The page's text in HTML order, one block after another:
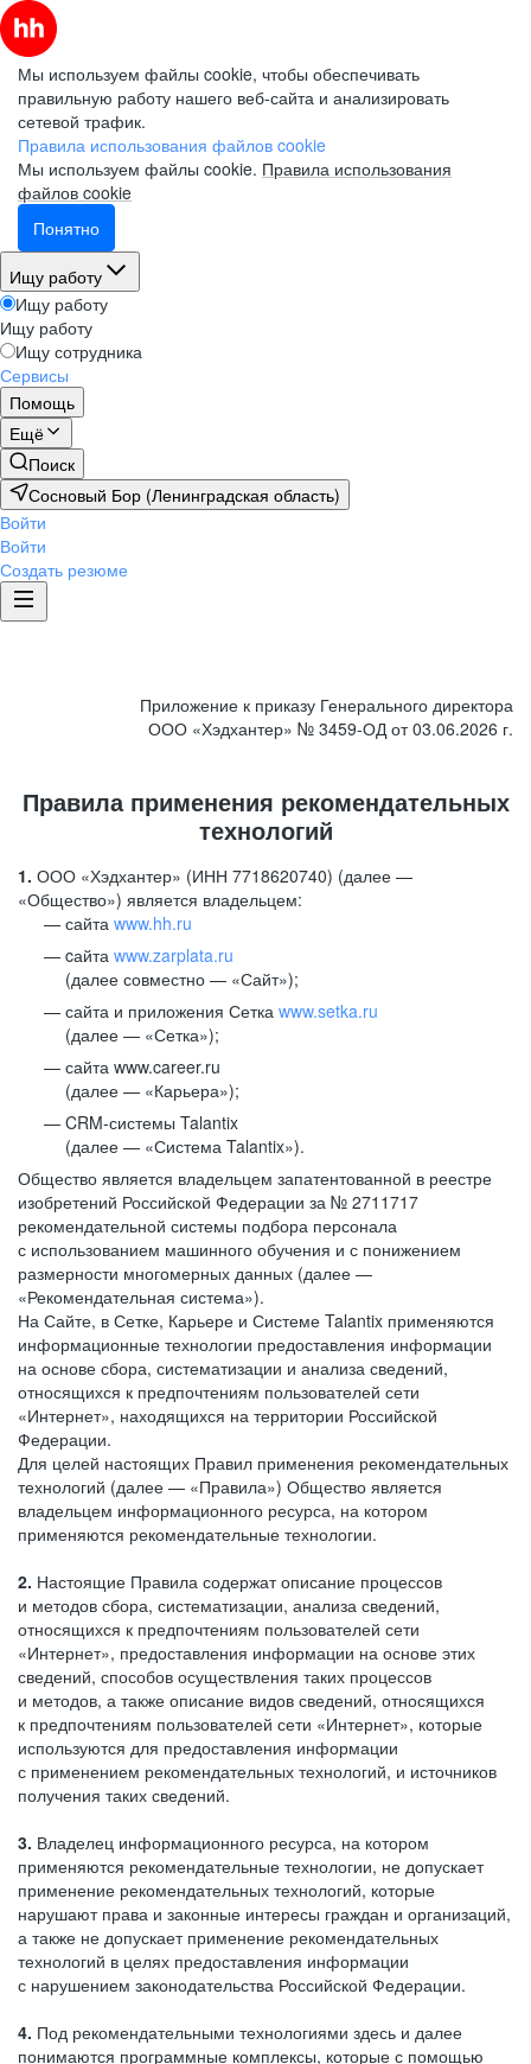
Мы используем файлы cookie, чтобы обеспечивать
правильную работу нашего веб-сайта и анализировать
сетевой трафик.
Правила использования файлов cookie
Мы используем файлы cookie. Правила использования
файлов cookie
Понятно
Ищу работу
Ищу работу
Ищу работу
Ищу сотрудника
Сервисы
Помощь
Ещё
Поиск
Сосновый Бор (Ленинградская область)
Войти
Войти
Создать резюме
Приложение к приказу Генерального директора
ООО «Хэдхантер» № 3459-ОД от 03.06.2026 г.
Правила применения рекомендательных
технологий
1. ООО «Хэдхантер» (ИНН 7718620740) (далее —
«Общество») является владельцем:
сайта www.hh.ru
cайта www.zarplata.ru
(далее совместно — «Сайт»);
сайта и приложения Сетка www.setka.ru
(далее — «Сетка»);
сайта www.career.ru
(далее — «Карьера»);
CRM-системы Talantix
(далее — «Система Talantix»).
Общество является владельцем запатентованной в реестре
изобретений Российской Федерации за № 2711717
рекомендательной системы подбора персонала
с использованием машинного обучения и с понижением
размерности многомерных данных (далее —
«Рекомендательная система»).
На Сайте, в Сетке, Карьере и Системе Talantix применяются
информационные технологии предоставления информации
на основе сбора, систематизации и анализа сведений,
относящихся к предпочтениям пользователей сети
«Интернет», находящихся на территории Российской
Федерации.
Для целей настоящих Правил применения рекомендательных
технологий (далее — «Правила») Общество является
владельцем информационного ресурса, на котором
применяются рекомендательные технологии.
2. Настоящие Правила содержат описание процессов
и методов сбора, систематизации, анализа сведений,
относящихся к предпочтениям пользователей сети
«Интернет», предоставления информации на основе этих
сведений, способов осуществления таких процессов
и методов, а также описание видов сведений, относящихся
к предпочтениям пользователей сети «Интернет», которые
используются для предоставления информации
с применением рекомендательных технологий, и источников
получения таких сведений.
3. Владелец информационного ресурса, на котором
применяются рекомендательные технологии, не допускает
применение рекомендательных технологий, которые
нарушают права и законные интересы граждан и организаций,
а также не допускает применение рекомендательных
технологий в целях предоставления информации
с нарушением законодательства Российской Федерации.
4. Под рекомендательными технологиями здесь и далее
понимаются программные комплексы, которые с помощью